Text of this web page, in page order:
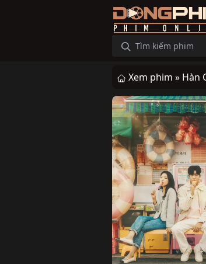
Xem phim » Hàn